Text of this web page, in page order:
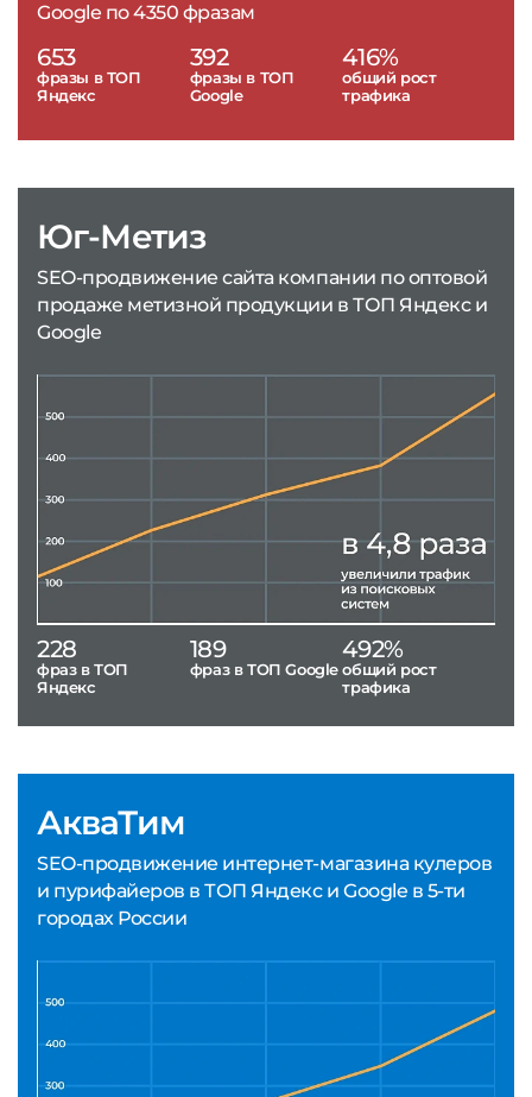
Google по 4350 фразам
653
фразы в ТОП
Яндекс
392
фразы в ТОП
Google
416%
общий рост
трафика
АкваТим
SEO-продвижение интернет-магазина кулеров
и пурифайеров в ТОП Яндекс и Google в 5-ти
городах России
Юг-Метиз
SEO-продвижение сайта компании по оптовой
продаже метизной продукции в ТОП Яндекс и
Google
228
фраз в ТОП
Яндекс
189
фраз в ТОП Google
492%
общий рост
трафика